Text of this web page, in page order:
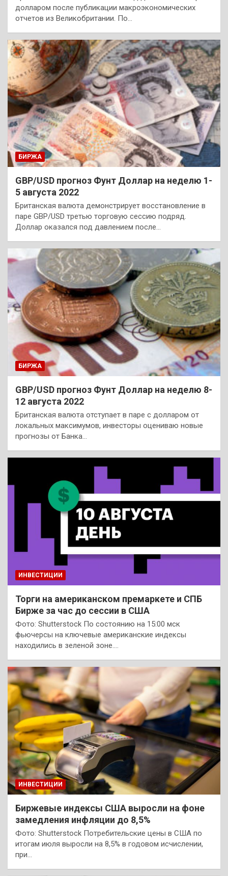
долларом после публикации макроэкономических
отчетов из Великобритании. По…
БИРЖА
GBP/USD прогноз Фунт Доллар на неделю 1-
5 августа 2022
Британская валюта демонстрирует восстановление в
паре GBP/USD третью торговую сессию подряд.
Доллар оказался под давлением после…
БИРЖА
GBP/USD прогноз Фунт Доллар на неделю 8-
12 августа 2022
Британская валюта отступает в паре с долларом от
локальных максимумов, инвесторы оцениваю новые
прогнозы от Банка…
ИНВЕСТИЦИИ
Торги на американском премаркете и СПБ
Бирже за час до сессии в США
Фото: Shutterstock По состоянию на 15:00 мск
фьючерсы на ключевые американские индексы
находились в зеленой зоне.…
ИНВЕСТИЦИИ
Биржевые индексы США выросли на фоне
замедления инфляции до 8,5%
Фото: Shutterstock Потребительские цены в США по
итогам июля выросли на 8,5% в годовом исчислении,
при…